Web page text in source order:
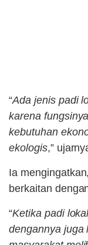
“Ada jenis padi
karena
kebutuhan
ekologis,”
Ia
berkaitan
“Ketika padi
dengannya juga